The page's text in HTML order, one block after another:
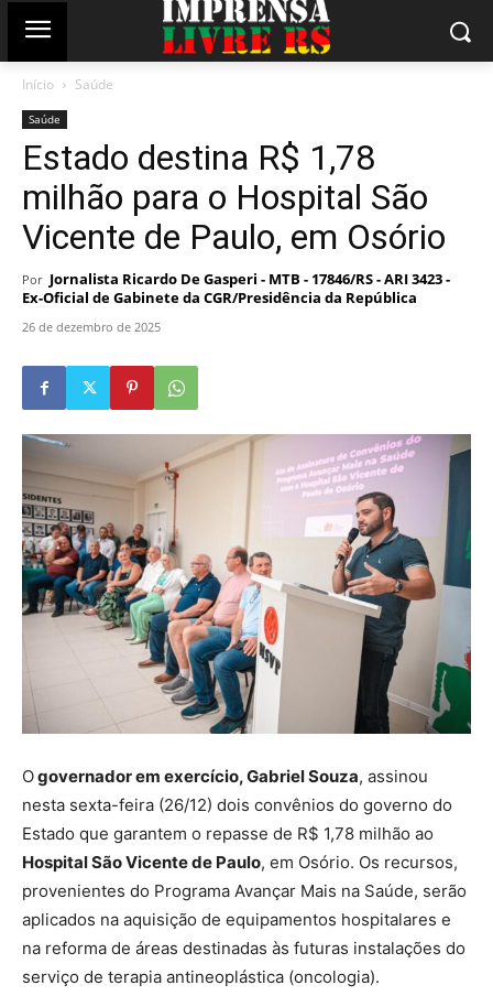
Início Saúde
Saúde
Estado destina R$ 1,78
milhão para o Hospital São
Vicente de Paulo, em Osório
Por Jornalista Ricardo De Gasperi - MTB - 17846/RS - ARI 3423 -
Ex-Oficial de Gabinete da CGR/Presidência da República
26 de dezembro de 2025
Ogovernador em exercício, Gabriel Souza, assinou
nesta sexta-feira (26/12) dois convênios do governo do
Estado que garantem o repasse de R$ 1,78 milhão ao
Hospital São Vicente de Paulo, em Osório. Os recursos,
provenientes do Programa Avançar Mais na Saúde, serão
aplicados na aquisição de equipamentos hospitalares e
na reforma de áreas destinadas às futuras instalações do
serviço de terapia antineoplástica (oncologia).